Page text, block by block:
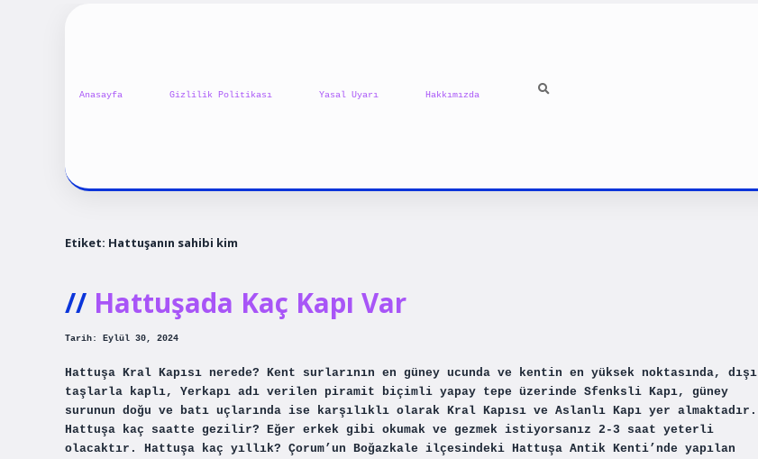
Anasayfa Gizlilik Politikası Yasal Uyarı Hakkımızda
Etiket: Hattuşanın sahibi kim
Hattuşada Kaç Kapı Var
Tarih: Eylül 30, 2024
Hattuşa Kral Kapısı nerede? Kent surlarının en güney ucunda ve kentin en yüksek noktasında, dışı
taşlarla kaplı, Yerkapı adı verilen piramit biçimli yapay tepe üzerinde Sfenksli Kapı, güney
surunun doğu ve batı uçlarında ise karşılıklı olarak Kral Kapısı ve Aslanlı Kapı yer almaktadır.
Hattuşa kaç saatte gezilir? Eğer erkek gibi okumak ve gezmek istiyorsanız 2-3 saat yeterli
olacaktır. Hattuşa kaç yıllık? Çorum’un Boğazkale ilçesindeki Hattuşa Antik Kenti’nde yapılan